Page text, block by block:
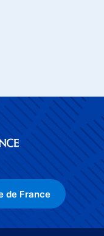
de France